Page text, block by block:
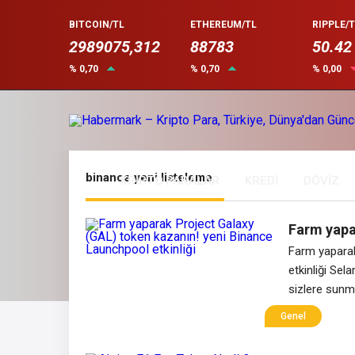
BITCOIN/TL
2989075,312
% 0,70
ETHEREUM/TL
88783
% 0,70
RIPPLE/
50.42
% 0,00
KRİPTO PARALAR
binance yeni listeleme
Farm
Farm
etkinliği
sizlere
launchpool
Genel